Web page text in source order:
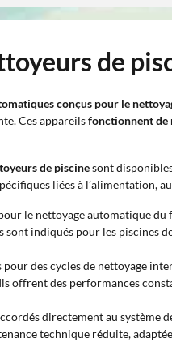
de
conçus pour le
Ces appareilsfonctionnent de
de piscinesont
liées à l’alimentation,
le nettoyage automatique
indiqués pour les piscines
pour des cycles de nettoyage
offrent des performances
directement au système
technique réduite,